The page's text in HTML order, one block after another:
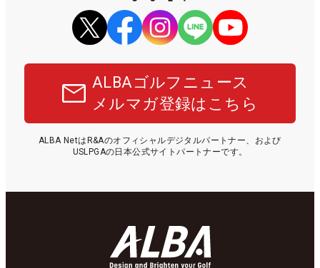
ALBAゴルフニュース
メルマガ登録はこちら
ALBA NetはR&Aのオフィシャルデジタルパートナー、および
USLPGAの日本公式サイトパートナーです。